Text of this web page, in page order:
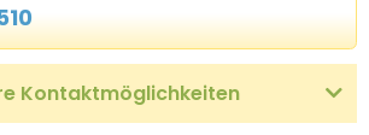
Kontaktmöglichkeiten